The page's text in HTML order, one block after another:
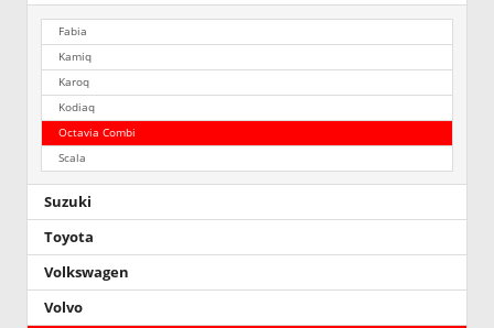
Fabia
Kamiq
Karoq
Kodiaq
Octavia Combi
Scala
Suzuki
Toyota
Volkswagen
Volvo